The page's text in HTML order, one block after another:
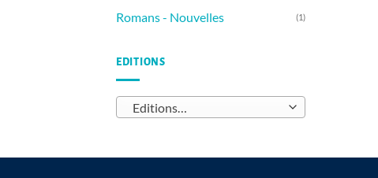
Romans - Nouvelles (1)
EDITIONS
Editions…